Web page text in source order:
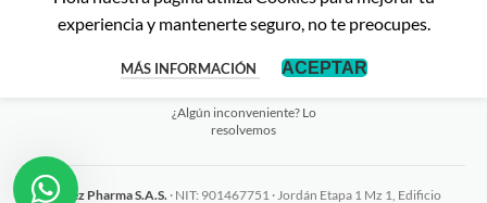
experiencia y mantenerte seguro, no te preocupes.
MÁS INFORMACIÓN ACEPTAR
Desde Ibagué hasta tu puerta,
WhatsApp 315 461 2675
↩️
¿Algún inconveniente? Lo
resolvemos
Suarez Pharma S.A.S. · NIT: 901467751 · Jordán Etapa 1 Mz 1, Edificio